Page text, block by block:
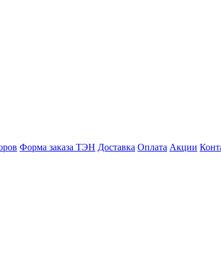
Форма заказа ТЭН Доставка Оплата Акции